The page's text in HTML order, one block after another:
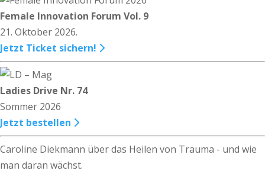
Female Innovation Forum Vol. 9
21. Oktober 2026.
Jetzt Ticket sichern!
Ladies Drive Nr. 74
Sommer 2026
Jetzt bestellen
Caroline Diekmann über das Heilen von Trauma - und wie
man daran wächst.